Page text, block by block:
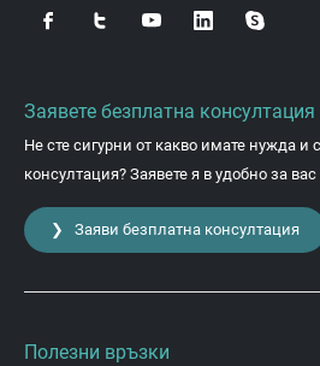
Заявете безплатна консултация
Не сте сигурни от какво имате нужда и
консултация? Заявете я в удобно за
❯ Заяви безплатна консултация
Полезни връзки